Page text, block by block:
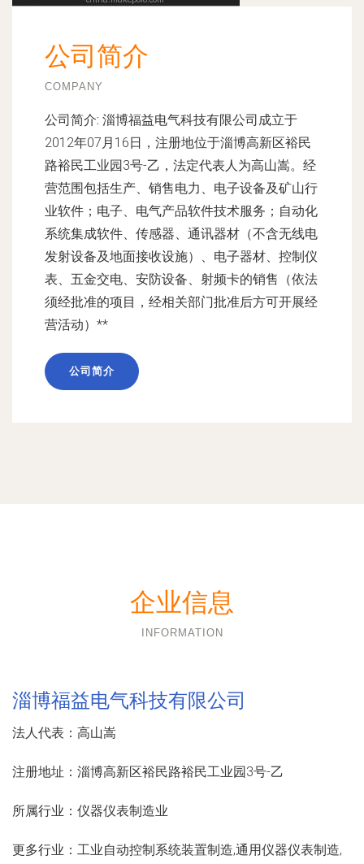
公司简介
COMPANY
公司简介: 淄博福益电气科技有限公司成立于
2012年07月16日，注册地位于淄博高新区裕民
路裕民工业园3号-乙，法定代表人为高山嵩。经
营范围包括生产、销售电力、电子设备及矿山行
业软件；电子、电气产品软件技术服务；自动化
系统集成软件、传感器、通讯器材（不含无线电
发射设备及地面接收设施）、电子器材、控制仪
表、五金交电、安防设备、射频卡的销售（依法
须经批准的项目，经相关部门批准后方可开展经
营活动）**
公司简介
企业信息
INFORMATION
淄博福益电气科技有限公司
法人代表： 高山嵩
注册地址： 淄博高新区裕民路裕民工业园3号-乙
所属行业： 仪器仪表制造业
更多行业： 工业自动控制系统装置制造,通用仪器仪表制造,